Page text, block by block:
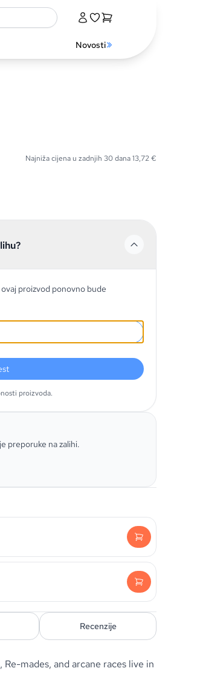
Novosti
Najniža cijena u zadnjih 30 dana13,72€
proizvod ponovno bude
proizvoda.
preporuke na zalihi.
Recenzije
mades, and arcane races live in